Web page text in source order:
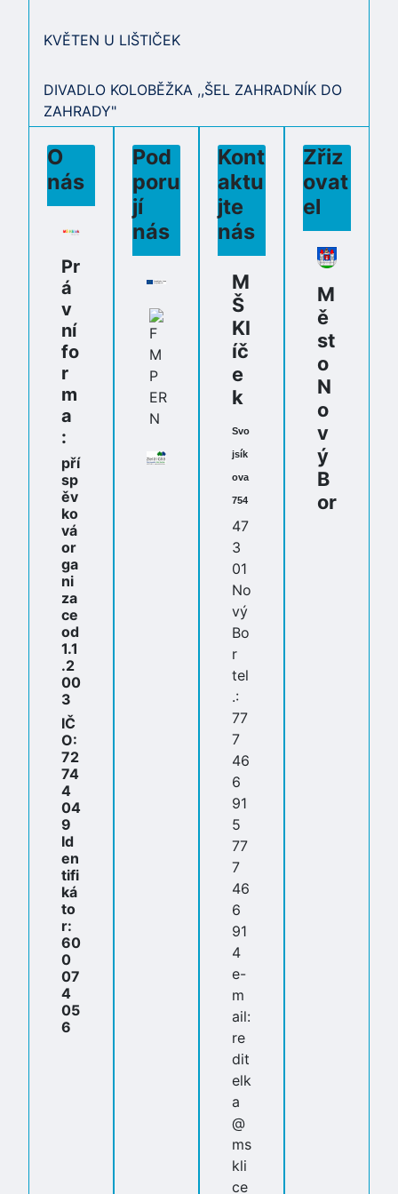
KVĚTEN U LIŠTIČEK
DIVADLO KOLOBĚŽKA ,,ŠEL ZAHRADNÍK DO
ZAHRADY"
O
nás
Pr
á
v
ní
fo
r
m
a
:
pří
sp
ěv
ko
vá
or
ga
ni
za
ce
od
1.1
.2
00
3
IČ
O:
72
74
4
04
9
Id
en
tifi
ká
to
r:
60
0
07
4
05
6
Pod
poru
jí
nás
Kont
aktu
jte
nás
M
Š
Kl
íč
e
k
Svo
jsík
ova
754
47
3
01
No
vý
Bo
r
tel
.:
77
7
46
6
91
5
77
7
46
6
91
4
e-
m
ail:
re
dit
elk
a
@
ms
kli
ce
Zřiz
ovat
el
M
ě
st
o
N
o
v
ý
B
or